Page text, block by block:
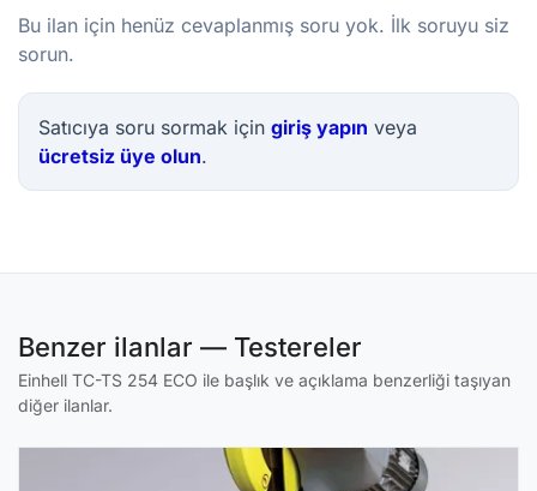
Bu ilan için henüz cevaplanmış soru yok. İlk soruyu siz
sorun.
Satıcıya soru sormak için giriş yapın veya
ücretsiz üye olun.
Benzer ilanlar — Testereler
Einhell TC-TS 254 ECO ile başlık ve açıklama benzerliği taşıyan
diğer ilanlar.